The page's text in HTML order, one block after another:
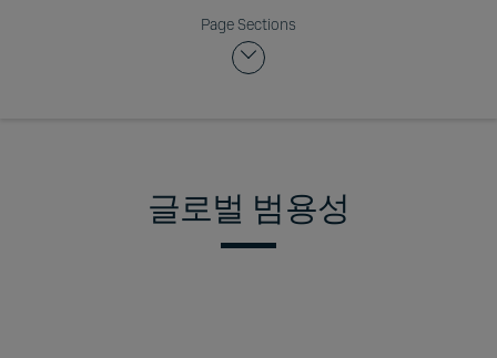
Page Sections
글로벌 범용성